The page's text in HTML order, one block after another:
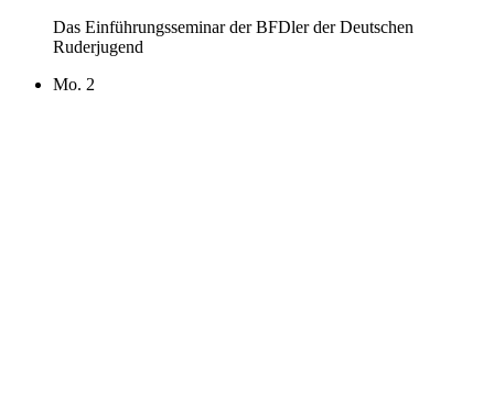
Das Einführungsseminar der BFDler der Deutschen
Ruderjugend
Mo. 2